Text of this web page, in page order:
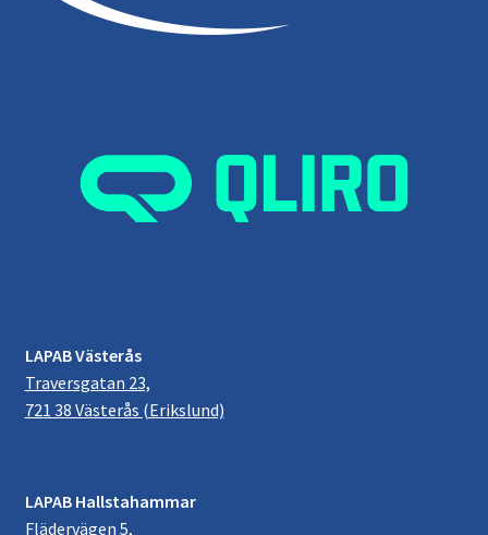
LAPAB Västerås
Traversgatan 23,
721 38 Västerås (Erikslund)
LAPAB Hallstahammar
Flädervägen 5,